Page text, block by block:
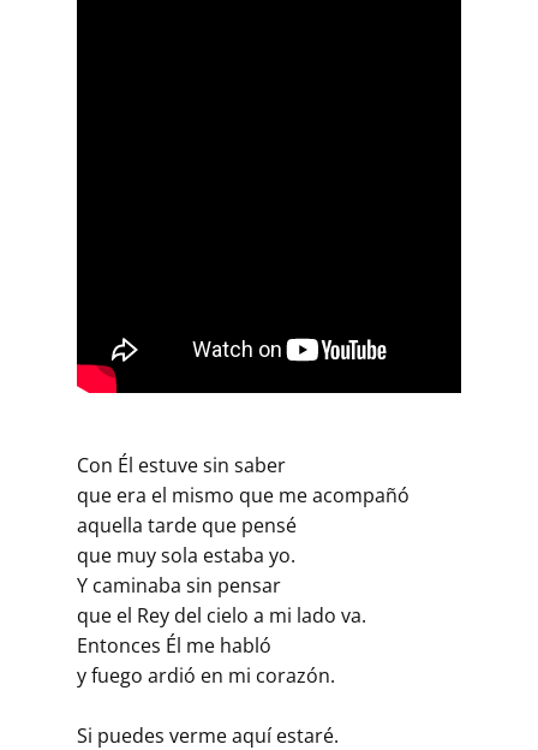
Con Él estuve sin saber
que era el mismo que me acompañó
aquella tarde que pensé
que muy sola estaba yo.
Y caminaba sin pensar
que el Rey del cielo a mi lado va.
Entonces Él me habló
y fuego ardió en mi corazón.
Si puedes verme aquí estaré.